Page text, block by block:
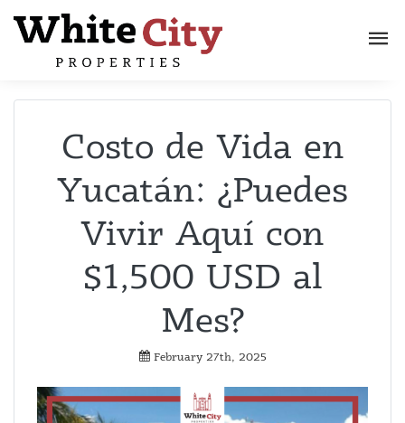
Costo de Vida en
Yucatán: ¿Puedes
Vivir Aquí con
$1,500 USD al
Mes?
February 27th, 2025